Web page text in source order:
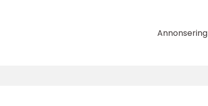
Annonsering